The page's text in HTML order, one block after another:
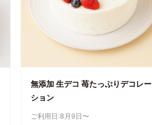
無添加 生デコ 苺たっぷりデコレー
ション
ご利用日:8月9日〜